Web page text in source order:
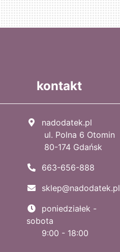
kontakt
nadodatek.pl
ul. Polna 6 Otomin
80-174 Gdańsk
663-656-888
sklep@nadodatek.pl
poniedziałek -
sobota
9:00 - 18:00